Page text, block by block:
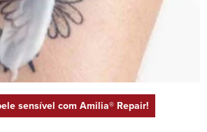
sensível com Amilia® Repair!